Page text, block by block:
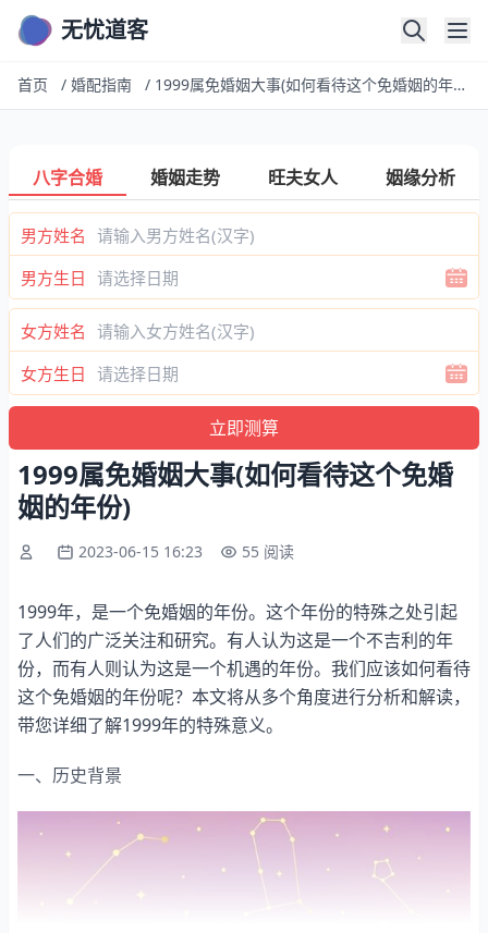
无忧道客
首页 / 婚配指南 / 1999属免婚姻大事(如何看待这个免婚姻的年份)
八字合婚 婚姻走势 旺夫女人 姻缘分析
男方姓名
男方生日
女方姓名
女方生日
1999属免婚姻大事(如何看待这个免婚
姻的年份)
2023-06-15 16:23 55 阅读
1999年，是一个免婚姻的年份。这个年份的特殊之处引起
了人们的广泛关注和研究。有人认为这是一个不吉利的年
份，而有人则认为这是一个机遇的年份。我们应该如何看待
这个免婚姻的年份呢？本文将从多个角度进行分析和解读，
带您详细了解1999年的特殊意义。
一、历史背景